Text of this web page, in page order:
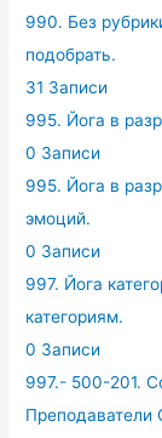
990. Без
подобрать.
31 Записи
995. Йога в
0 Записи
995. Йога в
эмоций.
0 Записи
997. Йога
категориям.
0 Записи
997.- 500-201.
Преподаватели